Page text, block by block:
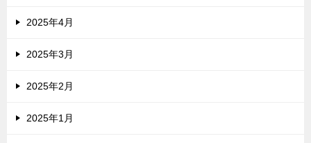
2025年4月
2025年3月
2025年2月
2025年1月